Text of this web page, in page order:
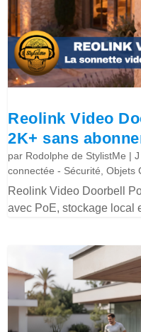
Reolink Video
2K+ sans
par Rodolphe de StylistMe |
connectée - Sécurité ,Objets
Reolink Video Doorbell
avec PoE, stockage local